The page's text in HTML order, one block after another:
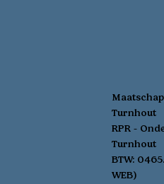
Turnhout
RPR -
Turnhout
BTW:
WEB)